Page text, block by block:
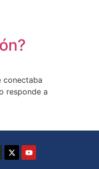
conectaba
responde a